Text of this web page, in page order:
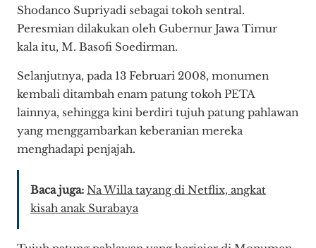
Shodanco Supriyadi sebagai tokoh sentral.
Peresmian dilakukan oleh Gubernur Jawa Timur
kala itu, M. Basofi Soedirman.
Selanjutnya, pada 13 Februari 2008, monumen
kembali ditambah enam patung tokoh PETA
lainnya, sehingga kini berdiri tujuh patung pahlawan
yang menggambarkan keberanian mereka
menghadapi penjajah.
Baca juga: Na Willa tayang di Netflix, angkat
kisah anak Surabaya